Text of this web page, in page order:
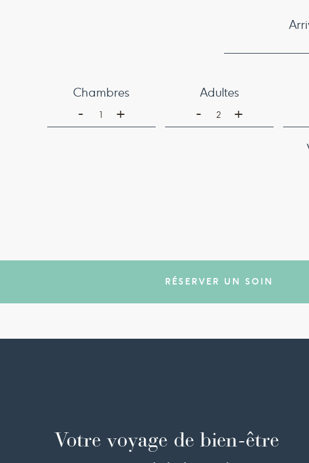
Chambres
1
- +
Adultes
2
- +
RÉSERVER UN SOIN
Votre voyage de bien-être